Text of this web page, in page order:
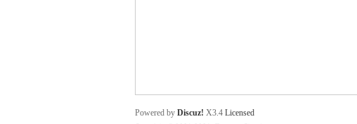
Powered by Discuz! X3.4 Licensed